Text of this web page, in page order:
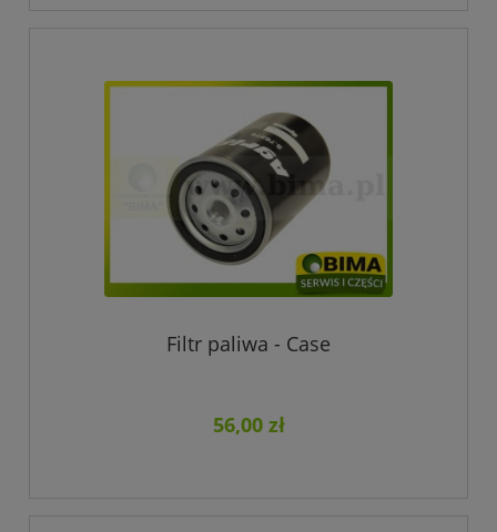
Filtr paliwa - Case
56,00 zł